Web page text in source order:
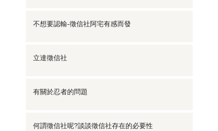
不想要認輸-徵信社阿宅有感而發
立達徵信社
有關於忍者的問題
何謂徵信社呢?談談徵信社存在的必要性